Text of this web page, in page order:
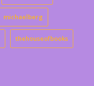
michaelberg
thehouseofbooks